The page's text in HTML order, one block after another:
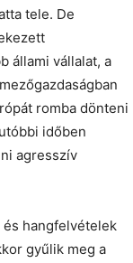
tele. De
állami vállalat, a
romba dönteni
időben
agresszív
hangfelvételek
gyűlik meg a